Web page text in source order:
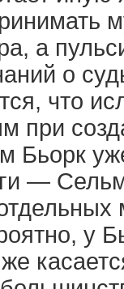
а
о
что
при
Бьорк
—
у